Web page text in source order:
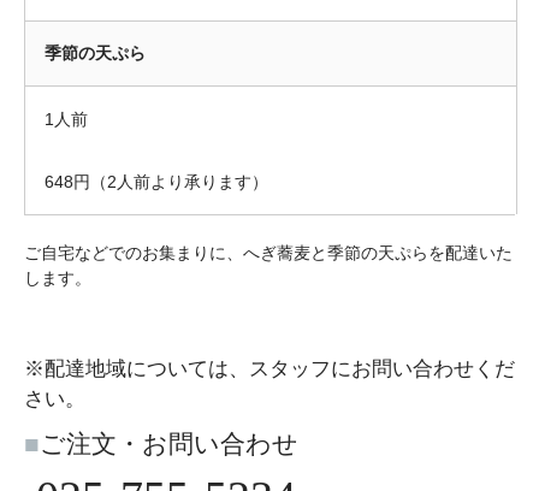
季節の天ぷら
1人前
648円（2人前より承ります）
ご自宅などでのお集まりに、へぎ蕎麦と季節の天ぷらを配達いた
します。
※配達地域については、スタッフにお問い合わせくだ
さい。
■ご注文・お問い合わせ